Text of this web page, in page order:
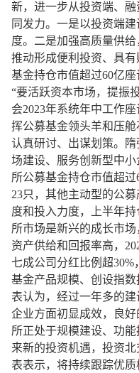
新，进一步从投资端、
同发力。一是以投资端
度。二是加强高质量供
推动形成便利投资、具
基金持仓市值超过60亿
“要活跃资本市场，提振
会2023年系统年中工作
挥公募基金领头羊和压
认真研讨、出谋划策。
场建设、服务创新型中
所公募基金持仓市值超
23只，其他主动型的公
度和投入力度，上半年
所市场是新兴的成长市
资产供给和回报率高，
七成公司分红比例超
基金产品规模、创设指
表认为，经过一年多的
企业方面初显成效，良
所正处于规模建设、功
来新的投资机遇，投资
表表示，将持续跟踪优